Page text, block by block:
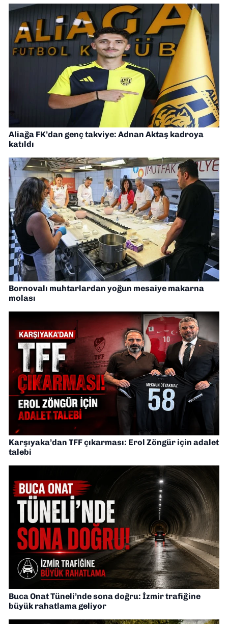
Aliağa FK’dan genç takviye: Adnan Aktaş kadroya
katıldı
Bornovalı muhtarlardan yoğun mesaiye makarna
molası
Karşıyaka’dan TFF çıkarması: Erol Zöngür için adalet
talebi
Buca Onat Tüneli’nde sona doğru: İzmir trafiğine
büyük rahatlama geliyor